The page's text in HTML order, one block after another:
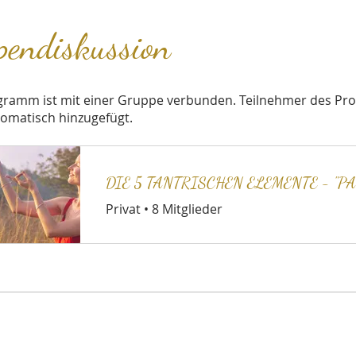
ist mit einer Gruppe verbunden. Teilnehmer des
hinzugefügt.
Privat • 8 Mitglieder